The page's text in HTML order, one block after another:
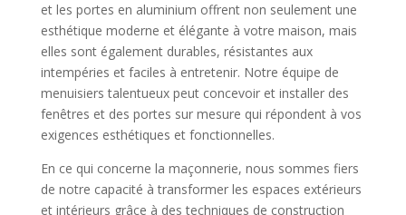
et les portes en aluminium offrent non seulement une
esthétique moderne et élégante à votre maison, mais
elles sont également durables, résistantes aux
intempéries et faciles à entretenir. Notre équipe de
menuisiers talentueux peut concevoir et installer des
fenêtres et des portes sur mesure qui répondent à vos
exigences esthétiques et fonctionnelles.
En ce qui concerne la maçonnerie, nous sommes fiers
de notre capacité à transformer les espaces extérieurs
et intérieurs grâce à des techniques de construction